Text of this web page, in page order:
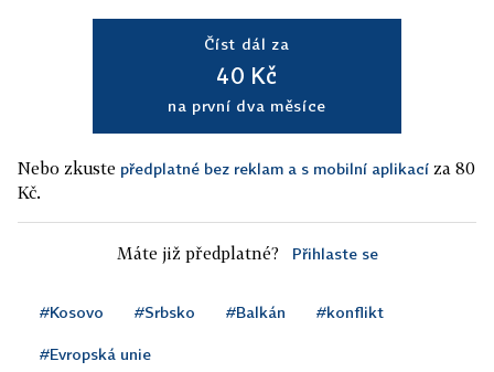
Číst dál za
40 Kč
na první dva měsíce
Nebo zkuste předplatné bez reklam a s mobilní aplikací za 80
Kč.
Máte již předplatné? Přihlaste se
#Kosovo #Srbsko #Balkán #konflikt
#Evropská unie